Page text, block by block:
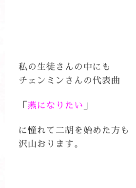
私の生徒さんの中にも
チェンミンさんの代表曲
「燕になりたい 」
に憧れて二胡を始めた方も
沢山おります。